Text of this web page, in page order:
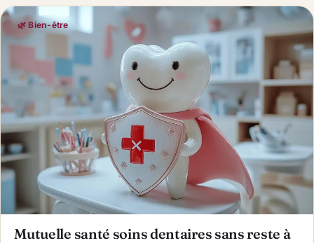
🌿 Bien-être
Mutuelle santé soins dentaires sans reste à